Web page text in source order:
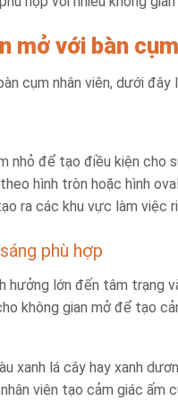
mở với bàn
cụm nhân viên, dưới
nhỏ để tạo điều kiện
hình tròn hoặc hình
ra các khu vực làm việc
phù hợp
hưởng lớn đến tâm trạng
không gian mở để tạo
xanh lá cây hay xanh
viên tạo cảm giác